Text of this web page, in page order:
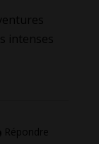
intenses
Répondre